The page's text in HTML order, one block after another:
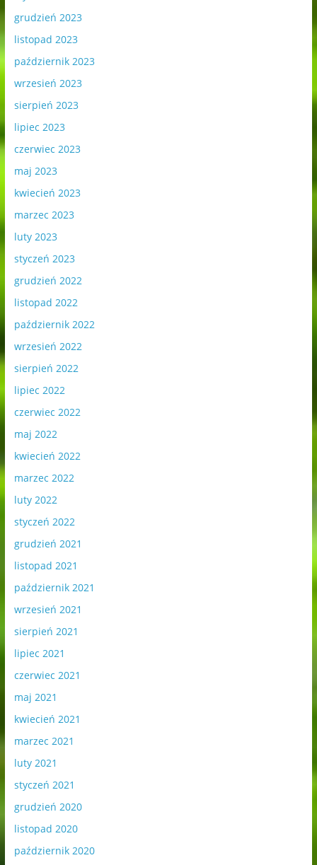
grudzień 2023
listopad 2023
październik 2023
wrzesień 2023
sierpień 2023
lipiec 2023
czerwiec 2023
maj 2023
kwiecień 2023
marzec 2023
luty 2023
styczeń 2023
grudzień 2022
listopad 2022
październik 2022
wrzesień 2022
sierpień 2022
lipiec 2022
czerwiec 2022
maj 2022
kwiecień 2022
marzec 2022
luty 2022
styczeń 2022
grudzień 2021
listopad 2021
październik 2021
wrzesień 2021
sierpień 2021
lipiec 2021
czerwiec 2021
maj 2021
kwiecień 2021
marzec 2021
luty 2021
styczeń 2021
grudzień 2020
listopad 2020
październik 2020